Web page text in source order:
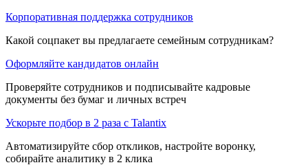
Корпоративная поддержка сотрудников
Какой соцпакет вы предлагаете семейным сотрудникам?
Оформляйте кандидатов онлайн
Проверяйте сотрудников и подписывайте кадровые
документы без бумаг и личных встреч
Ускорьте подбор в 2 раза с Talantix
Автоматизируйте сбор откликов, настройте воронку,
собирайте аналитику в 2 клика